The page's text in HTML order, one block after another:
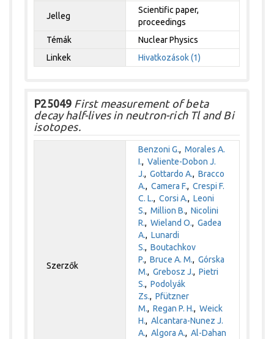
Jelleg
Scientific paper,
proceedings
Témák
Nuclear Physics
Linkek
Hivatkozások (1)
P25049 First measurement of beta
decay half-lives in neutron-rich Tl and Bi
isotopes.
Szerzők
Benzoni G.,Morales A.
I.,Valiente-Dobon J.
J.,Gottardo A.,Bracco
A.,Camera F.,Crespi F.
C. L.,Corsi A.,Leoni
S.,Million B.,Nicolini
R.,Wieland O.,Gadea
A.,Lunardi
S.,Boutachkov
P.,Bruce A. M.,Górska
M.,Grebosz J.,Pietri
S.,Podolyák
Zs.,Pfützner
M.,Regan P. H.,Weick
H.,Alcantara-Nunez J.
A.,Algora A.,Al-Dahan